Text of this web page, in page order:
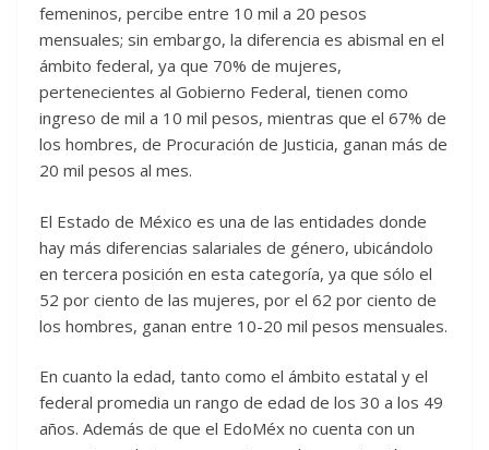
femeninos, percibe entre 10 mil a 20 pesos
mensuales; sin embargo, la diferencia es abismal en el
ámbito federal, ya que 70% de mujeres,
pertenecientes al Gobierno Federal, tienen como
ingreso de mil a 10 mil pesos, mientras que el 67% de
los hombres, de Procuración de Justicia, ganan más de
20 mil pesos al mes.
El Estado de México es una de las entidades donde
hay más diferencias salariales de género, ubicándolo
en tercera posición en esta categoría, ya que sólo el
52 por ciento de las mujeres, por el 62 por ciento de
los hombres, ganan entre 10-20 mil pesos mensuales.
En cuanto la edad, tanto como el ámbito estatal y el
federal promedia un rango de edad de los 30 a los 49
años. Además de que el EdoMéx no cuenta con un